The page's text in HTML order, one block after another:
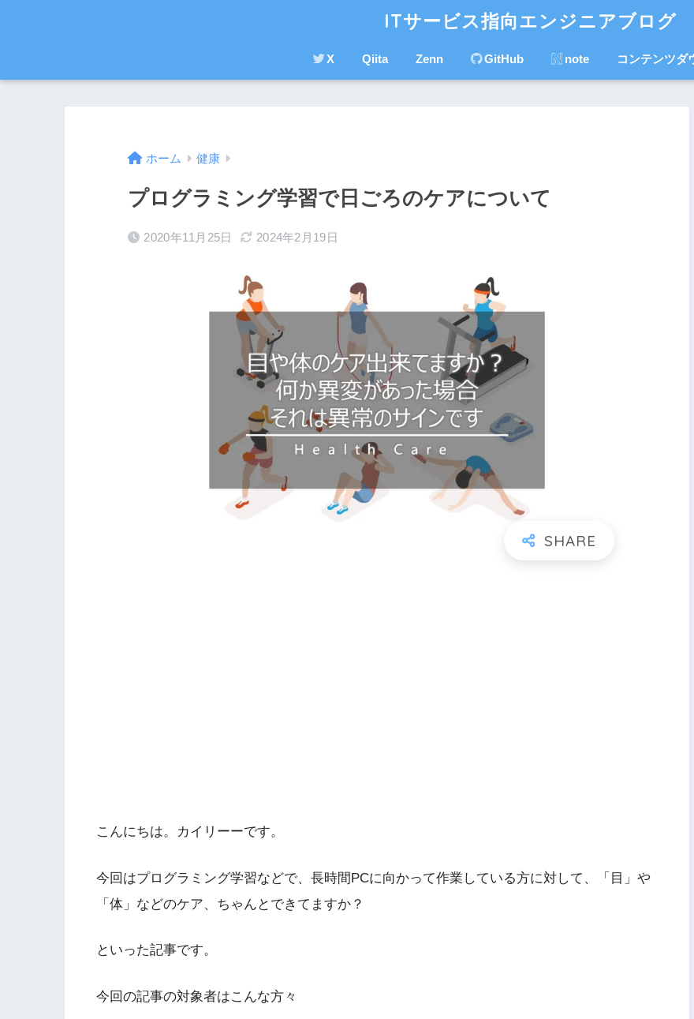
ITサービス指向エンジニアブログ
X Qiita Zenn GitHub note コンテンツダ
ホーム 健康
プログラミング学習で日ごろのケアについて
2020年11月25日 2024年2月19日
こんにちは。カイリーーです。
今回はプログラミング学習などで、長時間PCに向かって作業している方に対して、「目」や
「体」などのケア、ちゃんとできてますか？
といった記事です。
今回の記事の対象者はこんな方々